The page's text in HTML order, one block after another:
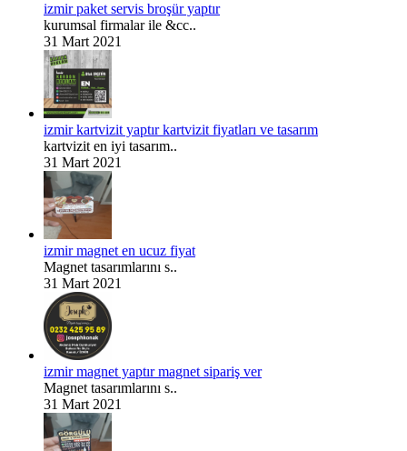
izmir paket servis broşür yaptır
kurumsal firmalar ile &cc..
31 Mart 2021
izmir kartvizit yaptır kartvizit fiyatları ve tasarım
kartvizit en iyi tasarım..
31 Mart 2021
izmir magnet en ucuz fiyat
Magnet tasarımlarını s..
31 Mart 2021
izmir magnet yaptır magnet sipariş ver
Magnet tasarımlarını s..
31 Mart 2021